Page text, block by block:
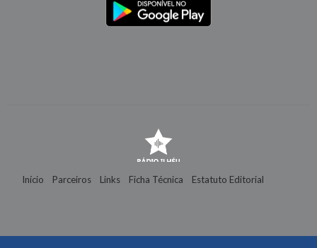
Início Parceiros Links Ficha Técnica Estatuto Editorial